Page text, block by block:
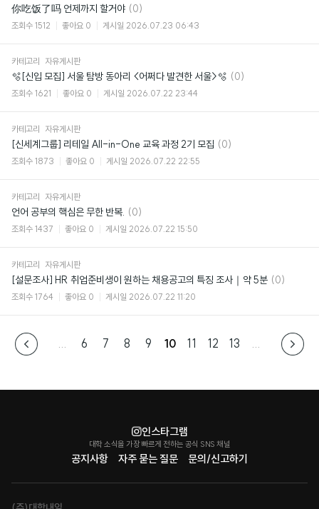
你吃饭了吗 언제까지 할거야 댓
글
(0)
조회수 1512 좋아요 0 게시일 2026.07.23 06:43
카테고리 자유게시판
🫧[신입 모집] 서울 탐방 동아리 <어쩌다 발견한 서울>🫧 댓
(0)
조회수 1621 좋아요 0 게시일 2026.07.22 23:44
카테고리 자유게시판
[신세계그룹] 리테일 All-in-One 교육 과정 2기 모집 댓
(0)
조회수 1873 좋아요 0 게시일 2026.07.22 22:55
카테고리 자유게시판
언어 공부의 핵심은 무한 반복. 댓
글
(0)
조회수 1437 좋아요 0 게시일 2026.07.22 15:50
카테고리 자유게시판
[설문조사] HR 취업준비생이 원하는 채용공고의 특징 조사｜약 5분 댓
(0)
조회수 1764 좋아요 0 게시일 2026.07.22 11:20
... 6 7 8 9 10 11 12 13 ...
공지사항 자주 묻는 질문 문의/신고하기
인스타그램
대학 소식을 가장 빠르게 전하는 공식 SNS 채널